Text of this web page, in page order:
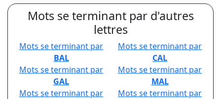
Mots se terminant par d'autres
lettres
Mots se terminant par
BAL
Mots se terminant par
CAL
Mots se terminant par
GAL
Mots se terminant par
MAL
Mots se terminant par
Mots se terminant par